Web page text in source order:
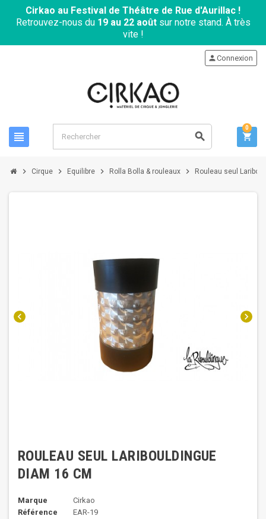
Cirkao au Festival de Théâtre de Rue d'Aurillac !
Retrouvez-nous du 19 au 22 aoûtsur notre stand. À très
vite !
view_headline search
personConnexion
shopping_cart
0
chevron_right Cirque chevron_right Equilibre chevron_right Rolla Bolla & rouleaux chevron_right Rouleau seul
chevron_left chevron_right
ROULEAU SEUL LARIBOULDINGUE
DIAM 16 CM
Marque
Cirkao
Référence
EAR-19